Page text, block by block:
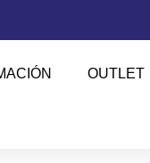
OUTLET